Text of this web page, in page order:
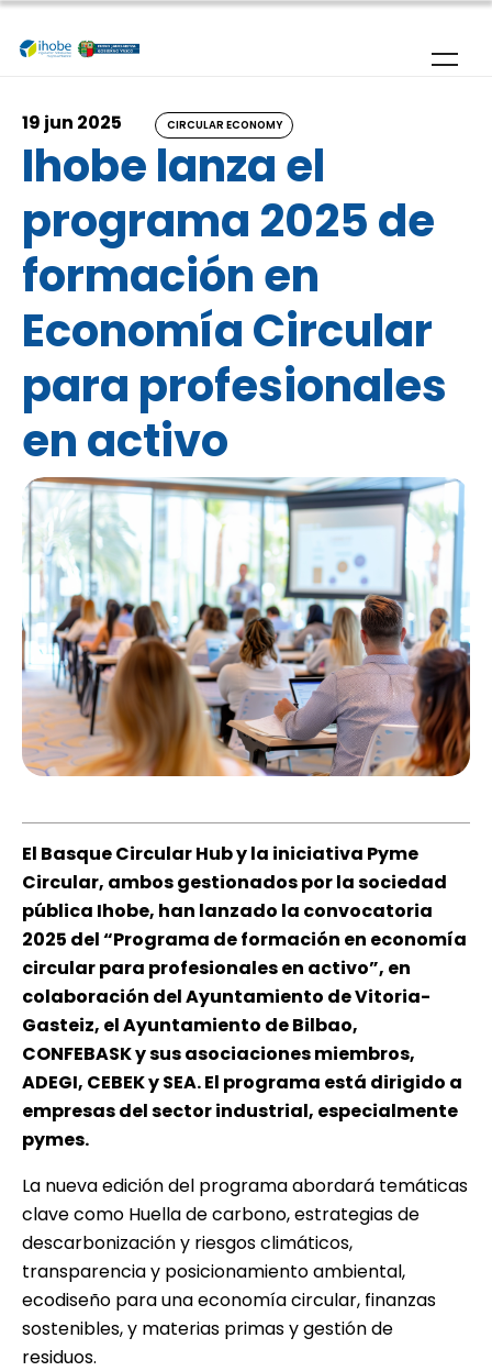
Skip to main content
19 jun 2025 CIRCULAR ECONOMY
Ihobe lanza el
programa 2025 de
formación en
Economía Circular
para profesionales
en activo
El Basque Circular Hub y la iniciativa Pyme
Circular, ambos gestionados por la sociedad
pública Ihobe, han lanzado la convocatoria
2025 del “Programa de formación en economía
circular para profesionales en activo”, en
colaboración del Ayuntamiento de Vitoria-
Gasteiz, el Ayuntamiento de Bilbao,
CONFEBASK y sus asociaciones miembros,
ADEGI, CEBEKySEA. El programa está dirigido a
empresas del sector industrial, especialmente
pymes.
La nueva edición del programa abordará temáticas
clave como Huella de carbono, estrategias de
descarbonización y riesgos climáticos,
transparencia y posicionamiento ambiental,
ecodiseño para una economía circular, finanzas
sostenibles, y materias primas y gestión de
residuos.